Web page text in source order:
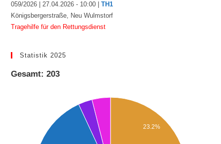
059/2026 | 27.04.2026 - 10:00 |TH1
Königsbergerstraße, Neu Wulmstorf
Tragehilfe für den Rettungsdienst
Statistik 2025
Gesamt: 203
23.2%